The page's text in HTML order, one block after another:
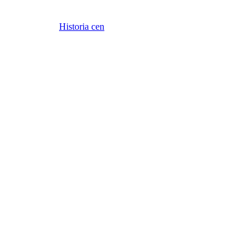
Historia cen